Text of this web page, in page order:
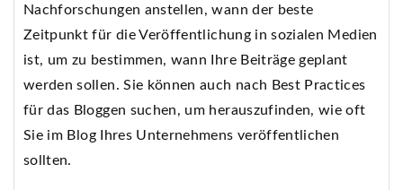
Nachforschungen anstellen, wann der beste
Zeitpunkt für die Veröffentlichung in sozialen Medien
ist, um zu bestimmen, wann Ihre Beiträge geplant
werden sollen. Sie können auch nach Best Practices
für das Bloggen suchen, um herauszufinden, wie oft
Sie im Blog Ihres Unternehmens veröffentlichen
sollten.